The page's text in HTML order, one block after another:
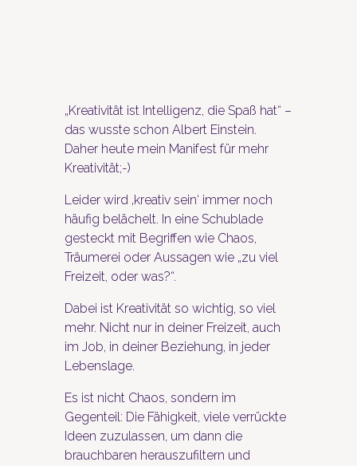
„Kreativität ist Intelligenz, die Spaß hat“ –
das wusste schon Albert Einstein.
Daher heute mein Manifest für mehr
Kreativität;-)
Leider wird ‚kreativ sein‘ immer noch
häufig belächelt. In eine Schublade
gesteckt mit Begriffen wie Chaos,
Träumerei oder Aussagen wie „zu viel
Freizeit, oder was?“.
Dabei ist Kreativität so wichtig, so viel
mehr. Nicht nur in deiner Freizeit, auch
im Job, in deiner Beziehung, in jeder
Lebenslage.
Es ist nicht Chaos, sondern im
Gegenteil: Die Fähigkeit, viele verrückte
Ideen zuzulassen, um dann die
brauchbaren herauszufiltern und